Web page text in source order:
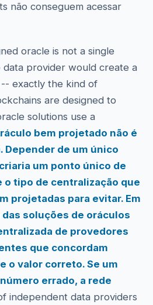
não conseguem acessar
oracle is not a single
data provider would create a
exactly the kind of
are designed to
solutions use a
bem projetado não é
Depender de um único
um ponto único de
tipo de centralização que
projetadas para evitar. Em
soluções de oráculos
de provedores
que concordam
o valor correto. Se um
errado, a rede
independent data providers